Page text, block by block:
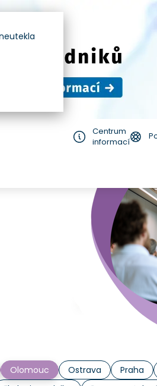
Centrum
informací
Olomouc Ostrava Praha